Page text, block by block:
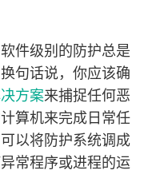
件级别的防护总是
句话说，你应该确
方案来捕捉任何恶
算机来完成日常任
以将防护系统调成
常程序或进程的运